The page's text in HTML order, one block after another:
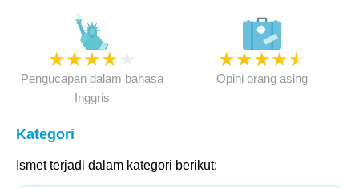
★★★★
Pengucapan dalam bahasa
Inggris
★★★★★
Opini orang asing
Kategori
Ismet terjadi dalam kategori berikut: